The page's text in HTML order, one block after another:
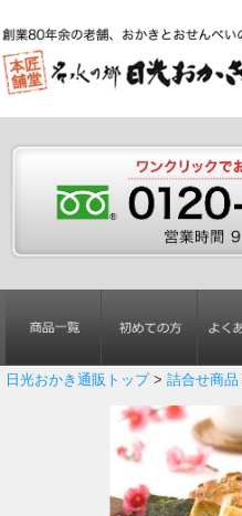
日光おかき通販トップ> 詰合せ商品